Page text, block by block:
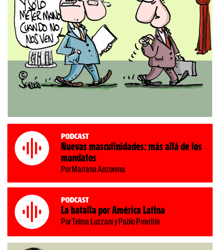
Podcast
Nuevas masculinidades: más allá de los
mandatos
Por Mariana Anzorena
Podcast
La batalla por América Latina
Por Telma Luzzani y Pablo Provitilo